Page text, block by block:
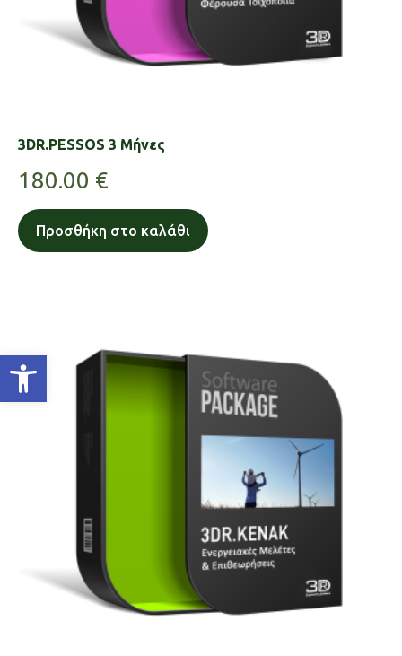
Ανοίξτε τη γραμμή εργαλείων
3DR.PESSOS 3 Μήνες
180.00 €
Προσθήκη στο καλάθι